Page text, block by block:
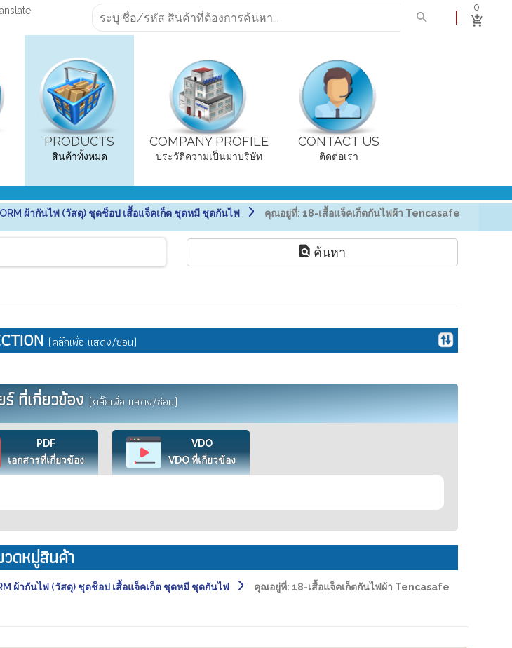
0
PRODUCTS
สินค้าทั้งหมด
COMPANY PROFILE
ประวัติความเป็นมาบริษัท
CONTACT US
ติดต่อเรา
ผ้ากันไฟ (วัสดุ) ชุดช็อป เสื้อแจ็คเก็ต ชุดหมี ชุดกันไฟ คุณอยู่ที่: 18-เสื้อแจ็คเก็ตกันไฟผ้า Tencasafe
ค้นหา
(คลิ๊กเพื่อ แสดง/ซ่อน)
ร์ ที่เกี่ยวข้อง(คลิ๊กเพื่อ แสดง/ซ่อน)
PDF
เอกสารที่เกี่ยวข้อง
VDO
VDO ที่เกี่ยวข้อง
ดหมู่สินค้า
ผ้ากันไฟ (วัสดุ) ชุดช็อป เสื้อแจ็คเก็ต ชุดหมี ชุดกันไฟ คุณอยู่ที่: 18-เสื้อแจ็คเก็ตกันไฟผ้า Tencasafe